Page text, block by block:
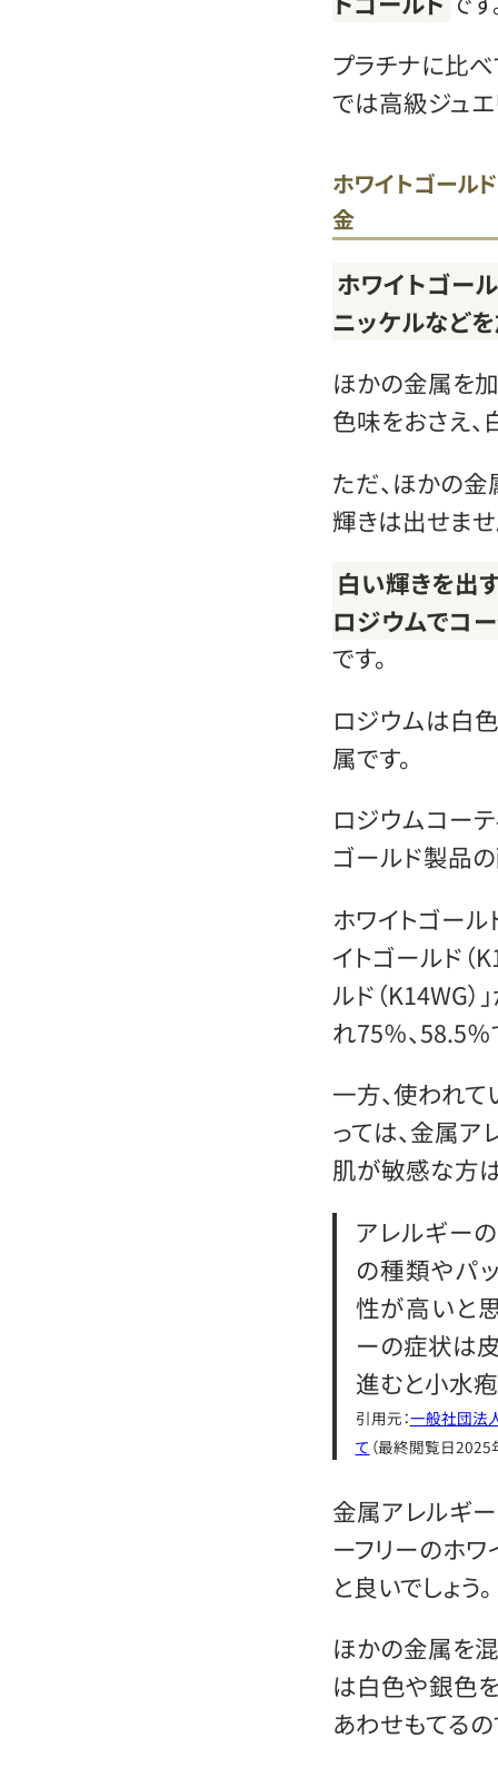
プラチナに比
では高級ジュ
ホワイトゴール
金
ホワイトゴー
ニッケルなど
ほかの金属を
色味をおさえ、
ただ、ほかの
輝きは出せませ
白い輝きを出
ロジウムでコ
です。
ロジウムは白
属です。
ロジウムコーテ
ゴールド製品
ホワイトゴール
イトゴールド（
ルド（K14WG
れ75％、58.5％
一方、使われて
っては、金属ア
肌が敏感な方
アレルギー
の種類やパ
性が高いと
ーの症状は
進むと小水
引用元：一般社団法
て （最終閲覧日2025
金属アレルギ
ーフリーのホ
と良いでしょう。
ほかの金属を
は白色や銀色
あわせもてるの